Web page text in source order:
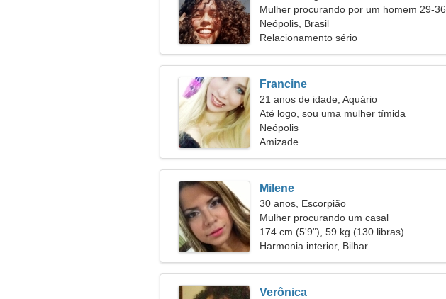
Mulher procurando por um homem 29-36
Neópolis, Brasil
Relacionamento sério
Francine
21 anos de idade, Aquário
Até logo, sou uma mulher tímida
Neópolis
Amizade
Milene
30 anos, Escorpião
Mulher procurando um casal
174 cm (5'9"), 59 kg (130 libras)
Harmonia interior, Bilhar
Verônica